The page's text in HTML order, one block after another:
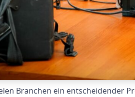
Branchen ein entscheidender